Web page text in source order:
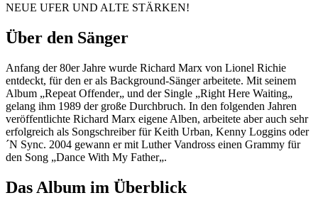
NEUE UFER UND ALTE STÄRKEN!
Über den Sänger
Anfang der 80er Jahre wurde Richard Marx von Lionel Richie
entdeckt, für den er als Background-Sänger arbeitete. Mit seinem
Album „Repeat Offender„ und der Single „Right Here Waiting„
gelang ihm 1989 der große Durchbruch. In den folgenden Jahren
veröffentlichte Richard Marx eigene Alben, arbeitete aber auch sehr
erfolgreich als Songschreiber für Keith Urban, Kenny Loggins oder
´N Sync. 2004 gewann er mit Luther Vandross einen Grammy für
den Song „Dance With My Father„.
Das Album im Überblick